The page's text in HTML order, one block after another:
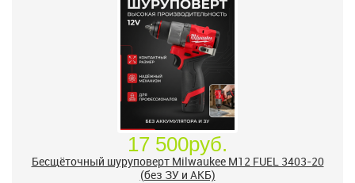
17 500руб.
Бесщёточный шуруповерт Milwaukee M12 FUEL 3403-20
(без ЗУ и АКБ)